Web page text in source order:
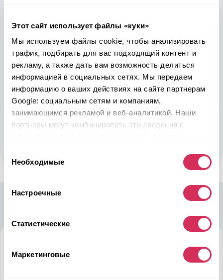
Этот сайт использует файлы «куки»
Мы используем файлы cookie, чтобы анализировать
трафик, подбирать для вас подходящий контент и
рекламу, а также дать вам возможность делиться
информацией в социальных сетях. Мы передаем
информацию о ваших действиях на сайте партнерам
Google: социальным сетям и компаниям,
занимающимся рекламой и веб-аналитикой. Наши
партнеры могут комбинировать эти сведения с
вами их сервисов.
согласия
Необходимые
Настроечные
Статистические
Маркетинговые
откроет перед вами дополнительные перспективы. Кроме
ожидаемого результата, вы получите реальные выгоды.
Внедрение Американского стандарта на авторынке
Казахстана станет эрой больших возможностей
казахстанцев, чтобы реализовать свой потенциал в
полную силу.
Подобрать авто
Стать партнером
Алматы
Мамыр-1 м-н, дом 26, БЦ QUORUM, 6 этаж, 602 офис,